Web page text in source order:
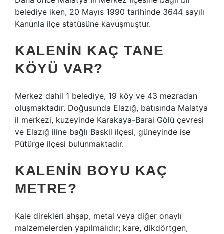
belediye iken, 20 Mayıs 1990 tarihinde 3644 sayılı
Kanunla ilçe statüsüne kavuşmuştur.
KALENIN KAÇ TANE
KÖYÜ VAR?
Merkez dahil 1 belediye, 19 köy ve 43 mezradan
oluşmaktadır. Doğusunda Elazığ, batısında Malatya
il merkezi, kuzeyinde Karakaya-Barai Gölü çevresi
ve Elazığ iline bağlı Baskil ilçesi, güneyinde ise
Pütürge ilçesi bulunmaktadır.
KALENIN BOYU KAÇ
METRE?
Kale direkleri ahşap, metal veya diğer onaylı
malzemelerden yapılmalıdır; kare, dikdörtgen,